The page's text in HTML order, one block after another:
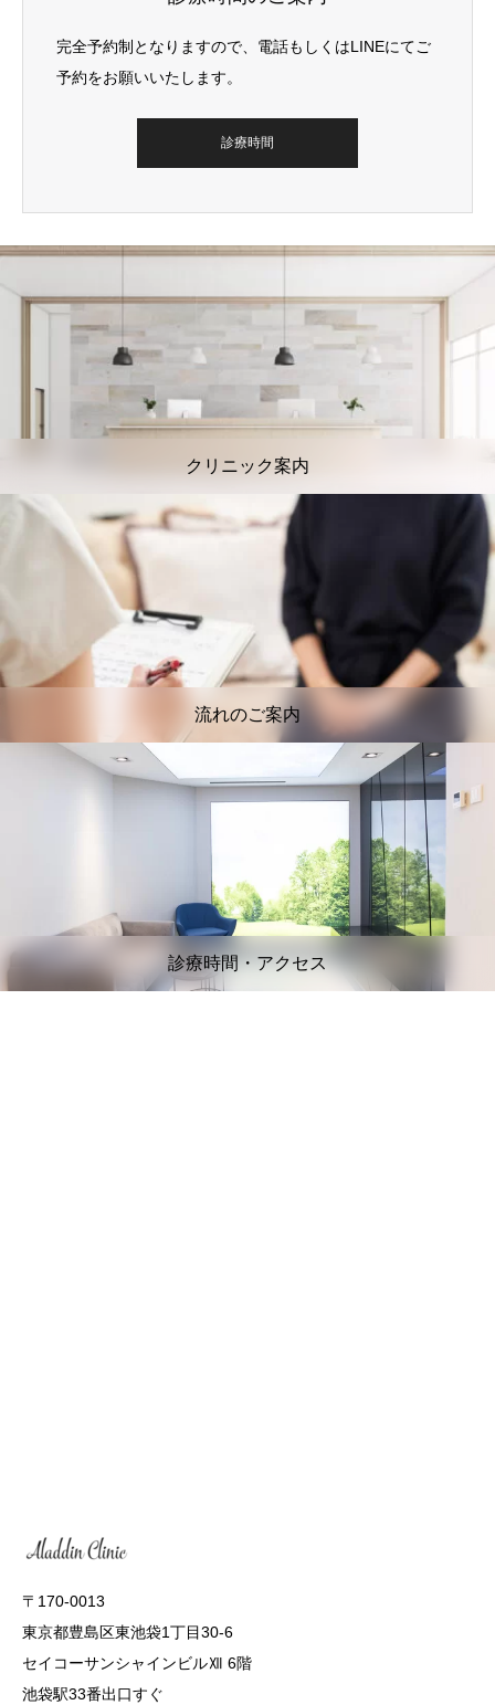
完全予約制となりますので、電話もしくはLINEにてご
予約をお願いいたします。
診療時間
クリニック案内
流れのご案内
診療時間・アクセス
〒170-0013
東京都豊島区東池袋1丁目30-6
セイコーサンシャインビルⅫ 6階
池袋駅33番出口すぐ